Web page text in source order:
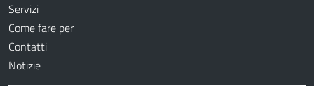
Servizi
Come fare per
Contatti
Notizie